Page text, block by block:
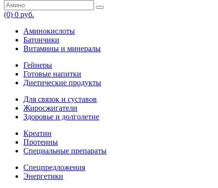
(0) 0 руб.
Аминокислоты
Батончики
Витамины и минералы
Гейнеры
Готовые напитки
Диетические продукты
Для связок и суставов
Жиросжигатели
Здоровье и долголетие
Креатин
Протеины
Специальные препараты
Спецпредложения
Энергетики